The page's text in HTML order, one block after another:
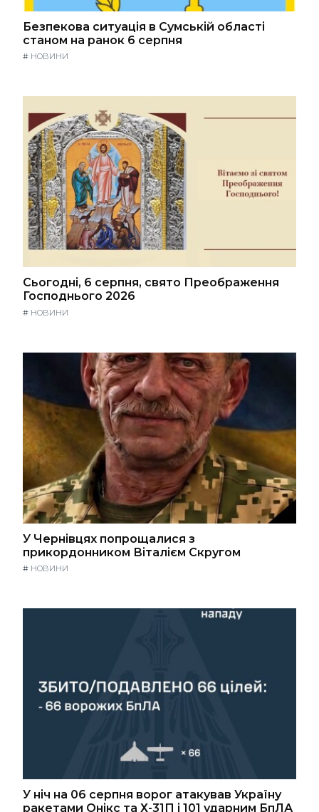
Безпекова ситуація в Сумській області
станом на ранок 6 серпня
# НОВИНИ
Сьогодні, 6 серпня, свято Преображення
Господнього 2026
# НОВИНИ
У Чернівцях попрощалися з
прикордонником Віталієм Скругом
# НОВИНИ
У ніч на 06 серпня ворог атакував Україну
ракетами Онікс та Х-31П і 101 ударним БпЛА